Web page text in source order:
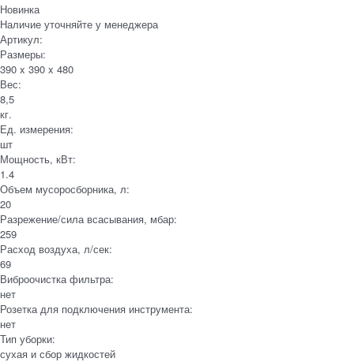
Новинка
Наличие уточняйте у менеджера
Артикул:
Размеры:
390 x 390 x 480
Вес:
8,5
кг.
Ед. измерения:
шт
Мощность, кВт:
1.4
Объем мусоросборника, л:
20
Разрежение/сила всасывания, мбар:
259
Расход воздуха, л/сек:
69
Виброочистка фильтра:
нет
Розетка для подключения инструмента:
нет
Тип уборки:
сухая и сбор жидкостей